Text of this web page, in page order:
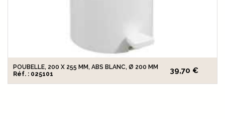
POUBELLE, 200 X 255 MM, ABS BLANC, Ø 200 MM
Réf. : 025101
39,70 €